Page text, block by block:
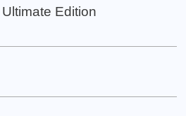
Edition